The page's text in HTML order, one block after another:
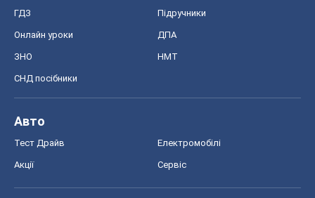
ГДЗ Підручники
Онлайн уроки ДПА
ЗНО НМТ
СНД посібники
Авто
Тест Драйв Електромобілі
Акції Сервіс